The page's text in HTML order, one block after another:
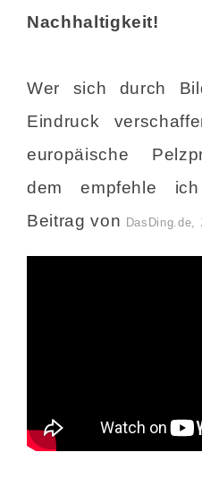
Nachhaltigkeit!
Wer sich durch
Eindruck
europäische
dem empfehle
Beitrag von DasDing.de,